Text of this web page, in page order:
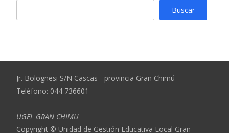
Buscar
Jr. Bolognesi S/N Cascas - provincia Gran Chimú -
Teléfono: 044 736601
UGEL GRAN CHIMU
Copyright © Unidad de Gestión Educativa Local Gran